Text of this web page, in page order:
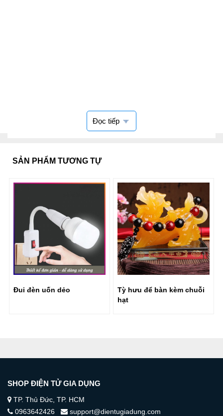
Đọc tiếp
SẢN PHẨM TƯƠNG TỰ
Tỳ hưu để bàn kèm chuỗi
Đèn dầu LED cổ
SHOP ĐIỆN TỬ GIA DỤNG
TP. Thủ Đức, TP. HCM
0963642426
support@dientugiadung.com